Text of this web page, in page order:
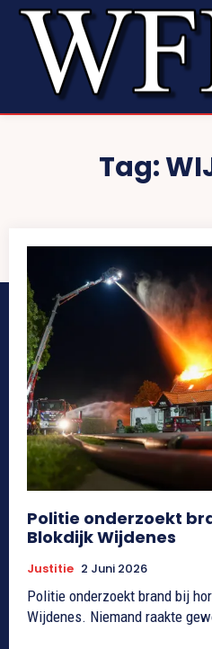
Tag:
Politie onderzoekt
Blokdijk Wijdenes
Justitie 2 Juni 2026
Politie onderzoekt brand bij
Wijdenes. Niemand raakte